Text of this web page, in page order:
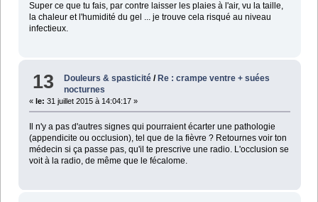
Super ce que tu fais, par contre laisser les plaies à l'air, vu la taille,
la chaleur et l'humidité du gel ... je trouve cela risqué au niveau
infectieux.
13 Douleurs & spasticité /Re : crampe ventre + suées
nocturnes
« le: 31 juillet 2015 à 14:04:17 »
Il n'y a pas d'autres signes qui pourraient écarter une pathologie
(appendicite ou occlusion), tel que de la fièvre ? Retournes voir ton
médecin si ça passe pas, qu'il te prescrive une radio. L'occlusion se
voit à la radio, de même que le fécalome.